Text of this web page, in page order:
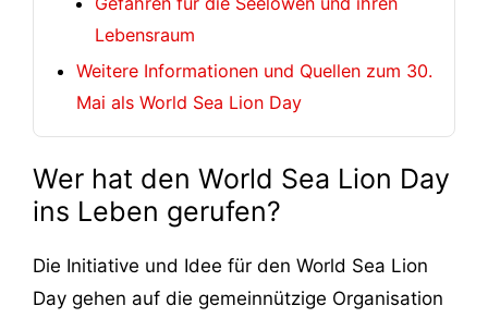
Lebensraum
Weitere Informationen und Quellen zum 30.
Mai als World Sea Lion Day
Wer hat den World Sea Lion Day
ins Leben gerufen?
Die Initiative und Idee für den World Sea Lion
Day gehen auf die gemeinnützige Organisation